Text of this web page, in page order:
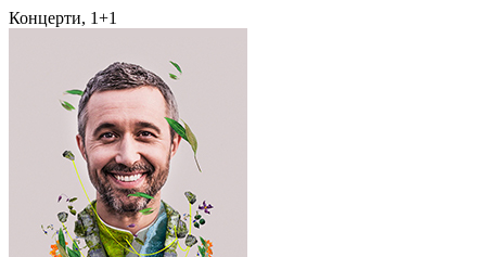
Концерти, 1+1